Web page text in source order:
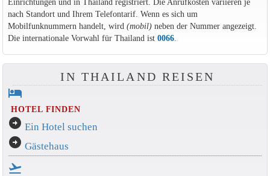
nach Standort und Ihrem Telefontarif. Wenn es sich um
Mobilfunknummern handelt, wird (mobil)neben der Nummer angezeigt.
Die internationale Vorwahl für Thailand ist 0066.
IN THAILAND REISEN
hotel
HOTEL FINDEN
arrow_circle_right Ein Hotel suchen
arrow_circle_right Gästehaus
flight_takeoff